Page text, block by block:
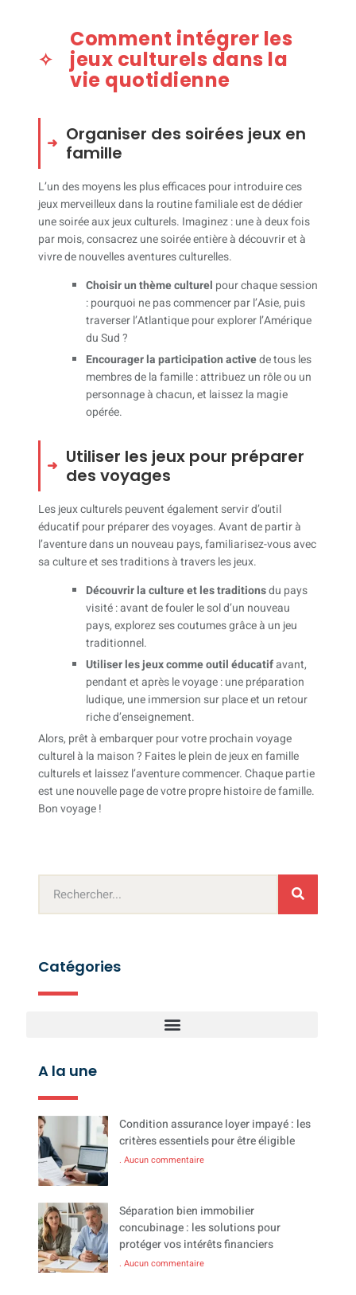
Comment intégrer les
jeux culturels dans la
vie quotidienne
Organiser des soirées jeux en
famille
L’un des moyens les plus efficaces pour introduire ces
jeux merveilleux dans la routine familiale est de dédier
une soirée aux jeux culturels. Imaginez : une à deux fois
par mois, consacrez une soirée entière à découvrir et à
vivre de nouvelles aventures culturelles.
Choisir un thème culturel pour chaque session
: pourquoi ne pas commencer par l’Asie, puis
traverser l’Atlantique pour explorer l’Amérique
du Sud ?
Encourager la participation activede tous les
membres de la famille : attribuez un rôle ou un
personnage à chacun, et laissez la magie
opérée.
Utiliser les jeux pour préparer
des voyages
Les jeux culturels peuvent également servir d’outil
éducatif pour préparer des voyages. Avant de partir à
l’aventure dans un nouveau pays, familiarisez-vous avec
sa culture et ses traditions à travers les jeux.
Découvrir la culture et les traditionsdu pays
visité : avant de fouler le sol d’un nouveau
pays, explorez ses coutumes grâce à un jeu
traditionnel.
Utiliser les jeux comme outil éducatifavant,
pendant et après le voyage : une préparation
ludique, une immersion sur place et un retour
riche d’enseignement.
Alors, prêt à embarquer pour votre prochain voyage
culturel à la maison ? Faites le plein de jeux en famille
culturels et laissez l’aventure commencer. Chaque partie
est une nouvelle page de votre propre histoire de famille.
Bon voyage !
Catégories
A la une
Condition assurance loyer impayé : les
critères essentiels pour être éligible
Aucun commentaire
Séparation bien immobilier
concubinage : les solutions pour
protéger vos intérêts financiers
Aucun commentaire